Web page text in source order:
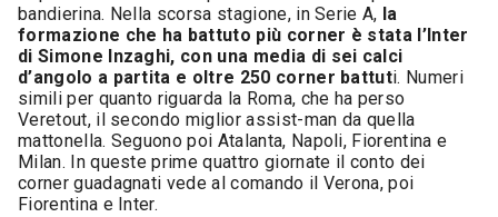
bandierina. Nella scorsa stagione, in Serie A, la
formazione che ha battuto più corner è stata l’Inter
di Simone Inzaghi, con una media di sei calci
d’angolo a partita e oltre 250 corner battuti. Numeri
simili per quanto riguarda la Roma, che ha perso
Veretout, il secondo miglior assist-man da quella
mattonella. Seguono poi Atalanta, Napoli, Fiorentina e
Milan. In queste prime quattro giornate il conto dei
corner guadagnati vede al comando il Verona, poi
Fiorentina e Inter.